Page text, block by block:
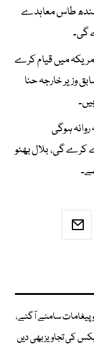
طاس معاہدے
گی۔
کمیٹی 9 جون تک امریکہ میں قیام کرے
وزیر خارجہ حنا
ہوگی
کرے گی، بلال بھٹو
پیغامات سامنے آگئے،
کی تجاویز بھی دیں